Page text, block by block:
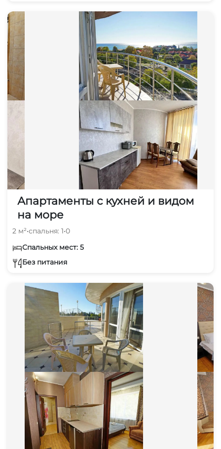
Апартаменты с кухней и видом
на море
2 м²•спальня: 1•0
Спальных мест: 5
Без питания